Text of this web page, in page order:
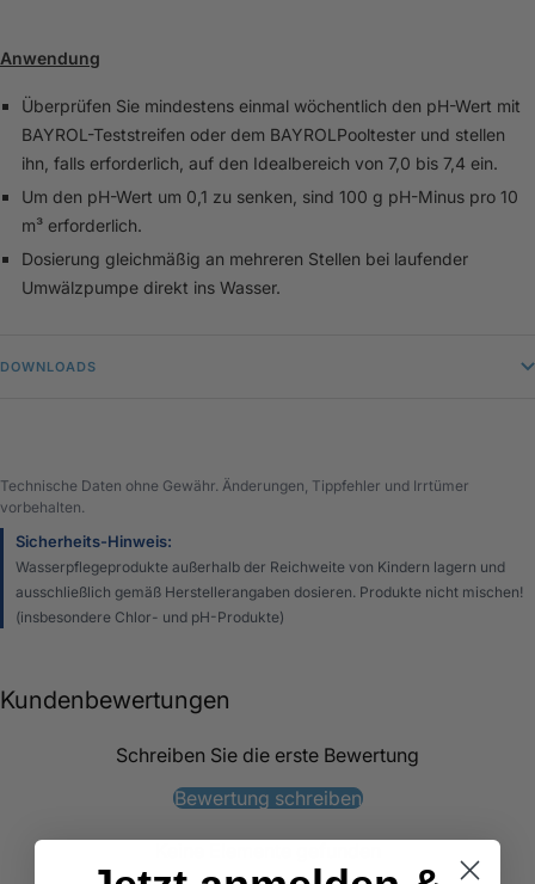
Anwendung
Überprüfen Sie mindestens einmal wöchentlich den pH-Wert mit
BAYROL-Teststreifen oder dem BAYROLPooltester und stellen
ihn, falls erforderlich, auf den Idealbereich von 7,0 bis 7,4 ein.
Um den pH-Wert um 0,1 zu senken, sind 100 g pH-Minus pro 10
m³ erforderlich.
Dosierung gleichmäßig an mehreren Stellen bei laufender
Umwälzpumpe direkt ins Wasser.
DOWNLOADS
Technische Daten ohne Gewähr. Änderungen, Tippfehler und Irrtümer
vorbehalten.
Sicherheits-Hinweis:
Wasserpflegeprodukte außerhalb der Reichweite von Kindern lagern und
ausschließlich gemäß Herstellerangaben dosieren. Produkte nicht mischen!
(insbesondere Chlor- und pH-Produkte)
Kundenbewertungen
Schreiben Sie die erste Bewertung
Bewertung schreiben